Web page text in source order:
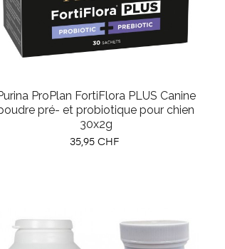
ProPlan FortiFlora PLUS Canine
pré- et probiotique pour chien
30x2g
Prix
35,95 CHF